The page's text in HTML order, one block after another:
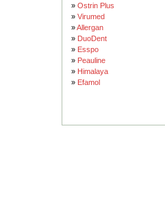
» Ostrin Plus
» Virumed
»Allergan
» DuoDent
» Esspo
» Peauline
» Himalaya
» Efamol